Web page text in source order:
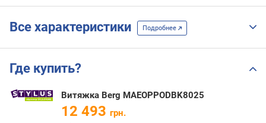
Все характеристики Подробнее
Где купить?
Витяжка Berg MAEOPPODBK8025
12 493 грн.